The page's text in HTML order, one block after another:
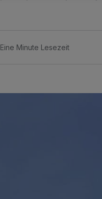
Eine Minute Lesezeit